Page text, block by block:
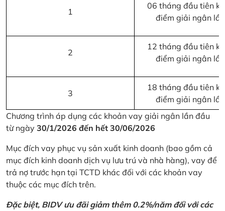
1
06 tháng đầu tiên
điểm giải ngân
2
12 tháng đầu tiên
điểm giải ngân
3
18 tháng đầu tiên
điểm giải ngân
Chương trình áp dụng các khoản vay giải ngân lần đầu
từ ngày 30/1/2026 đến hết 30/06/2026
Mục đích vay phục vụ sản xuất kinh doanh (bao gồm cả
mục đích kinh doanh dịch vụ lưu trú và nhà hàng), vay để
trả nợ trước hạn tại TCTD khác đối với các khoản vay
thuộc các mục đích trên.
Đặc biệt, BIDV ưu đãi giảm thêm 0.2%/năm đối với các